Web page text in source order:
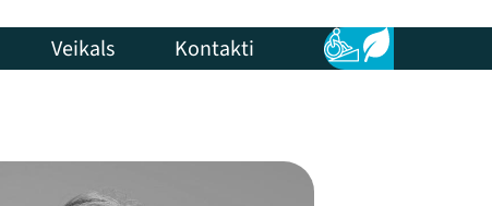
Veikals Kontakti Pieejamība
Ilgtspēja